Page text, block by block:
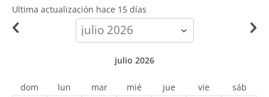
Ultima actualización hace 15 días
calendar-
month
julio 2026
dom lun mar mié jue vie sáb